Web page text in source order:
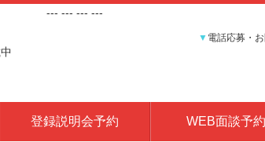
--- --- --- ---
▼ 電話応募・
登録説明会予約 WEB面談予約